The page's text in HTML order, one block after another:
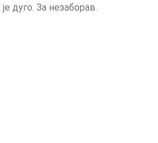
дуго. За незаборав.